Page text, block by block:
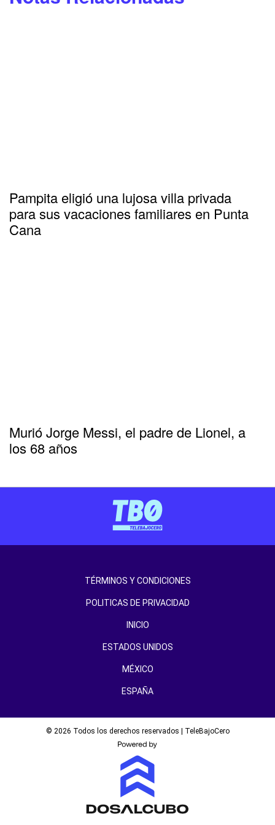
Pampita eligió una lujosa villa privada
para sus vacaciones familiares en Punta
Cana
Murió Jorge Messi, el padre de Lionel, a
los 68 años
TÉRMINOS Y CONDICIONES
POLITICAS DE PRIVACIDAD
INICIO
ESTADOS UNIDOS
MÉXICO
ESPAÑA
© 2026 Todos los derechos reservados | TeleBajoCero